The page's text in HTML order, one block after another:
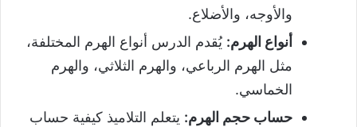
والأوجه، والأضلاع.
أنواع الهرم: يُقدم الدرس أنواع الهرم المختلفة،
مثل الهرم الرباعي، والهرم الثلاثي، والهرم
الخماسي.
حساب حجم الهرم: يتعلم التلاميذ كيفية حساب